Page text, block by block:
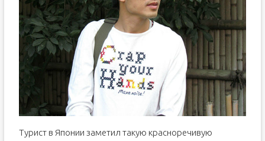
Турист в Японии заметил такую красноречивую